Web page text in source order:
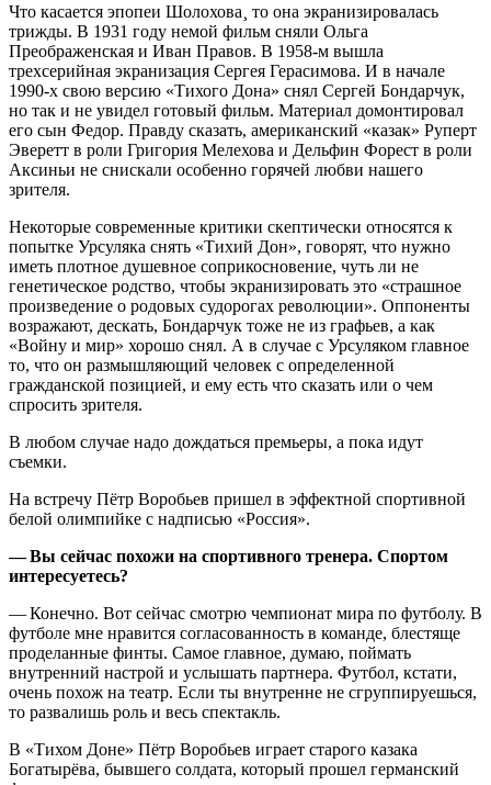
Что касается эпопеи Шолохова¸ то она экранизировалась
трижды. В 1931 году немой фильм сняли Ольга
Преображенская и Иван Правов. В 1958-м вышла
трехсерийная экранизация Сергея Герасимова. И в начале
1990-х свою версию «Тихого Дона» снял Сергей Бондарчук,
но так и не увидел готовый фильм. Материал домонтировал
его сын Федор. Правду сказать, американский «казак» Руперт
Эверетт в роли Григория Мелехова и Дельфин Форест в роли
Аксиньи не снискали особенно горячей любви нашего
зрителя.
Некоторые современные критики скептически относятся к
попытке Урсуляка снять «Тихий Дон», говорят, что нужно
иметь плотное душевное соприкосновение, чуть ли не
генетическое родство, чтобы экранизировать это «страшное
произведение о родовых судорогах революции». Оппоненты
возражают, дескать, Бондарчук тоже не из графьев, а как
«Войну и мир» хорошо снял. А в случае с Урсуляком главное
то, что он размышляющий человек с определенной
гражданской позицией, и ему есть что сказать или о чем
спросить зрителя.
В любом случае надо дождаться премьеры, а пока идут
съемки.
На встречу Пётр Воробьев пришел в эффектной спортивной
белой олимпийке с надписью «Россия».
— Вы сейчас похожи на спортивного тренера. Спортом
интересуетесь?
— Конечно. Вот сейчас смотрю чемпионат мира по футболу. В
футболе мне нравится согласованность в команде, блестяще
проделанные финты. Самое главное, думаю, поймать
внутренний настрой и услышать партнера. Футбол, кстати,
очень похож на театр. Если ты внутренне не сгруппируешься,
то развалишь роль и весь спектакль.
В «Тихом Доне» Пётр Воробьев играет старого казака
Богатырёва, бывшего солдата, который прошел германский